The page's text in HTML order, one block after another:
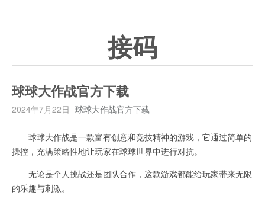
接码
球球大作战官方下载
2024年7月22日 球球大作战官方下载
球球大作战是一款富有创意和竞技精神的游戏，它通过简单的
操控，充满策略性地让玩家在球球世界中进行对抗。
无论是个人挑战还是团队合作，这款游戏都能给玩家带来无限
的乐趣与刺激。